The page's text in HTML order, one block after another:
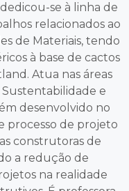
se à linha de
relacionados ao
de Materiais, tendo
à base de cactos
Atua nas áreas
e
desenvolvido no
processo de projeto
construtoras de
a redução de
na realidade